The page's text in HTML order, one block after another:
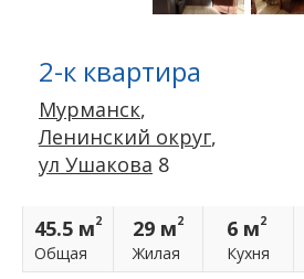
2-к квартира
Мурманск,
Ленинский округ,
ул Ушакова 8
45.5 м2
Общая
29 м2
Жилая
6 м2
Кухня